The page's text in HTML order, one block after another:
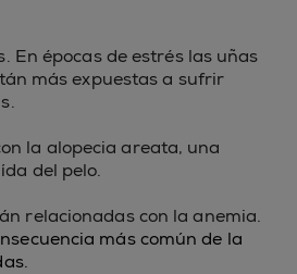
En épocas de estrés las uñas
más expuestas a sufrir
la alopecia areata, una
del pelo.
relacionadas con la anemia.
más común de la